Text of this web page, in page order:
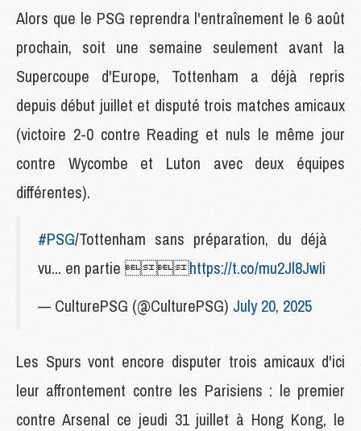
Alors que le PSG reprendra l'entraînement le 6 août
prochain, soit une semaine seulement avant la
Supercoupe d'Europe, Tottenham a déjà repris
depuis début juillet et disputé trois matches amicaux
(victoire 2-0 contre Reading et nuls le même jour
contre Wycombe et Luton avec deux équipes
différentes).
#PSG/Tottenham sans préparation, du déjà
vu... en partie https://t.co/mu2Jl8JwIi
— CulturePSG (@CulturePSG) July 20, 2025
Les Spurs vont encore disputer trois amicaux d'ici
leur affrontement contre les Parisiens : le premier
contre Arsenal ce jeudi 31 juillet à Hong Kong, le